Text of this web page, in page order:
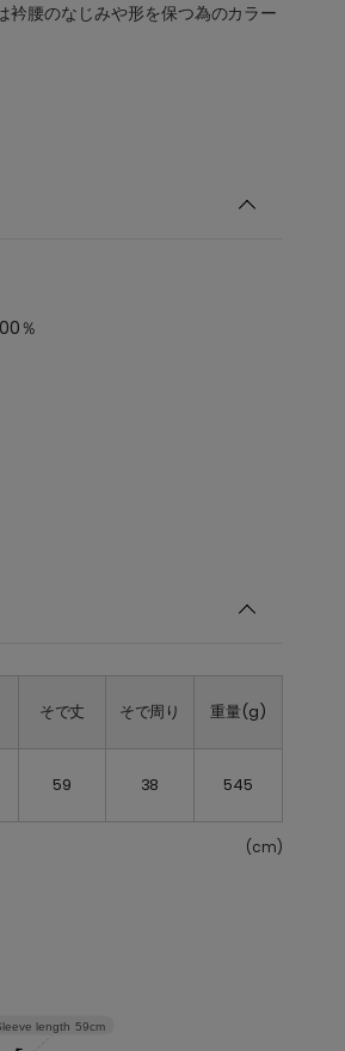
腰のなじみや形を保つ為のカラー
％
そで丈 そで周り 重量(g)
59 38 545
(cm)
length 59cm